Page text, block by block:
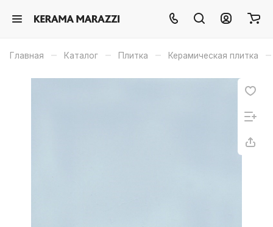
Главная – Каталог – Плитка – Керамическая плитка –